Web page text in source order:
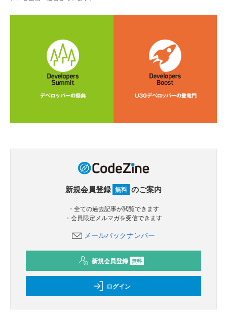
新規会員登録 無料 のご案内
・全ての過去記事が閲覧できます
・会員限定メルマガを受信できます
メールバックナンバー
新規会員登録 無料
ログイン